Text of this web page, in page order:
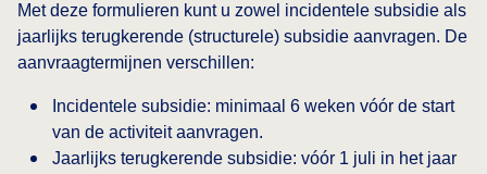
Met deze formulieren kunt u zowel incidentele subsidie als
jaarlijks terugkerende (structurele) subsidie aanvragen. De
aanvraagtermijnen verschillen:
Incidentele subsidie: minimaal 6 weken vóór de start
van de activiteit aanvragen.
Jaarlijks terugkerende subsidie: vóór 1 juli in het jaar